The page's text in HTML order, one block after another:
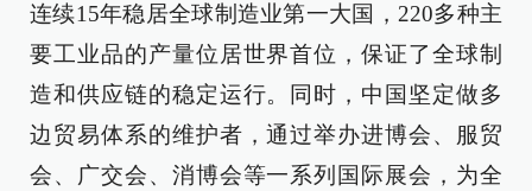
连续15年稳居全球制造业第一大国，220多种主
要工业品的产量位居世界首位，保证了全球制
造和供应链的稳定运行。同时，中国坚定做多
边贸易体系的维护者，通过举办进博会、服贸
会、广交会、消博会等一系列国际展会，为全